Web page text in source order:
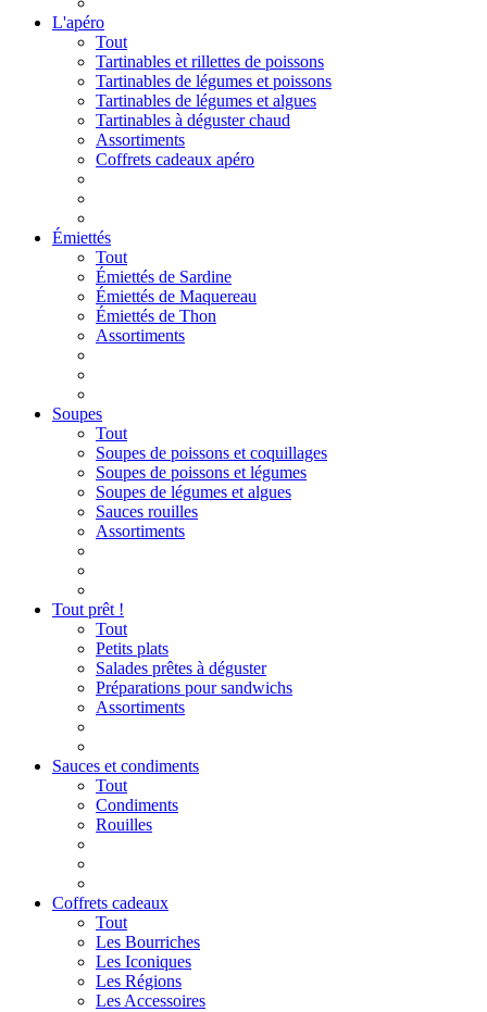
L'apéro
Tout
Tartinables et rillettes de poissons
Tartinables de légumes et poissons
Tartinables de légumes et algues
Tartinables à déguster chaud
Assortiments
Coffrets cadeaux apéro
Émiettés
Tout
Émiettés de Sardine
Émiettés de Maquereau
Émiettés de Thon
Assortiments
Soupes
Tout
Soupes de poissons et coquillages
Soupes de poissons et légumes
Soupes de légumes et algues
Sauces rouilles
Assortiments
Tout prêt !
Tout
Petits plats
Salades prêtes à déguster
Préparations pour sandwichs
Assortiments
Sauces et condiments
Tout
Condiments
Rouilles
Coffrets cadeaux
Tout
Les Bourriches
Les Iconiques
Les Régions
Les Accessoires